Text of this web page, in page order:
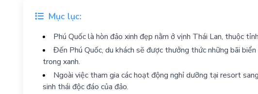
Mục lục:
Phú Quốc là hòn đảo xinh đẹp nằm ở vịnh Thái Lan, thuộc
Đến Phú Quốc, du khách sẽ được thưởng thức những bãi
trong xanh.
Ngoài việc tham gia các hoạt động nghỉ dưỡng tại resort
sinh thái độc đáo của đảo.